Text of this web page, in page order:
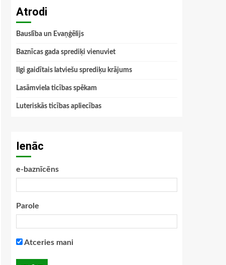
Atrodi
Bauslība un Evaņģēlijs
Baznīcas gada sprediķi vienuviet
Ilgi gaidītais latviešu sprediķu krājums
Lasāmviela ticības spēkam
Luteriskās ticības apliecības
Ienāc
e-baznīcēns
Parole
Atceries mani